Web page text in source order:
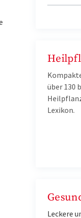
über 130
Lexikon.
Leckere